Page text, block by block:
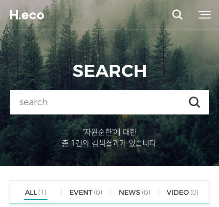
SEARCH
"자원순한"에 대한
총 1건의 검색결과가 있습니다.
ALL (1) EVENT (0) NEWS (0) VIDEO (0)